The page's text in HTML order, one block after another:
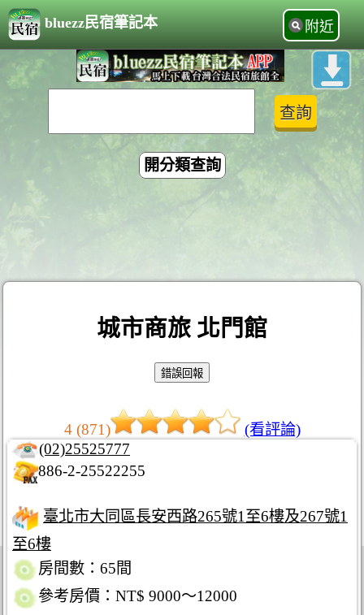
bluezz民宿筆記本 附近
開分類查詢
城市商旅 北門館
4 (871)
(看評論)
(02)25525777
886-2-25522255
臺北市大同區長安西路265號1至6樓及267號1
至6樓
房間數：65間
參考房價：NT$ 9000～12000